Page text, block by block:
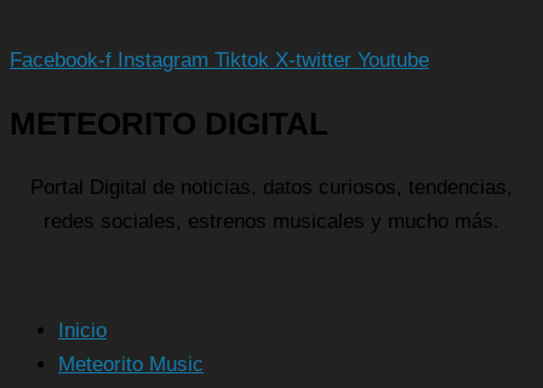
Facebook-f Instagram Tiktok X-twitter Youtube
METEORITO DIGITAL
Portal Digital de noticias, datos curiosos, tendencias,
redes sociales, estrenos musicales y mucho más.
Inicio
Meteorito Music